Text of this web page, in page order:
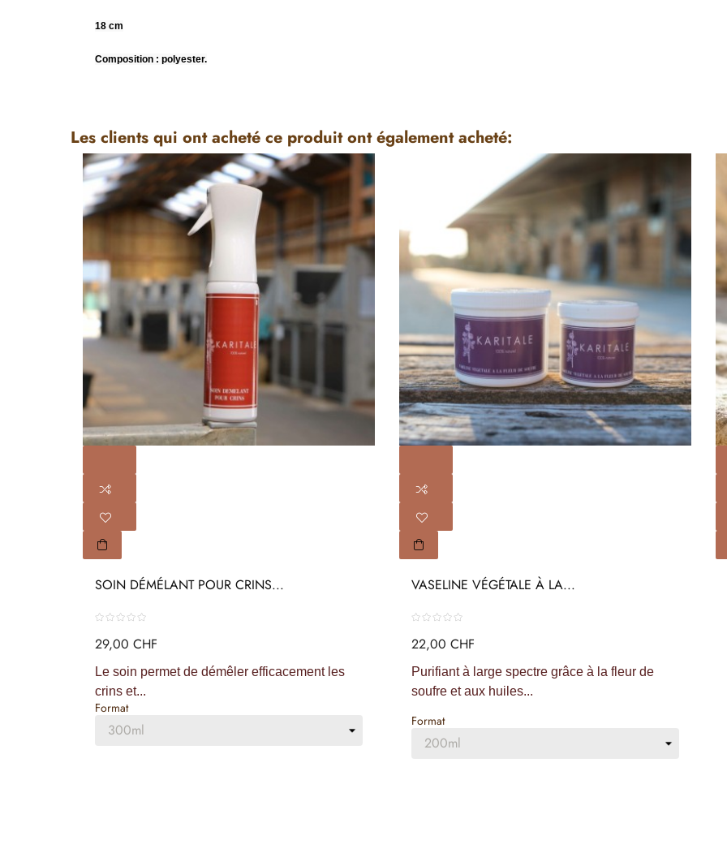
18 cm
Composition : polyester.
Les clients qui ont acheté ce produit ont également acheté:
SOIN DÉMÉLANT POUR CRINS...
29,00 CHF
Le soin permet de démêler efficacement les
crins et...
Format
VASELINE VÉGÉTALE À LA...
22,00 CHF
Purifiant à large spectre grâce à la fleur de
soufre et aux huiles...
Format